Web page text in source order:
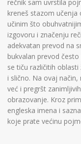
rečnik sam uvrstila
kreneš stazom učenja
učinim što
izgovoru i značenju
adekvatan prevod na
bukvalan prevod
se tiču različitih
i slično. Na ovaj
već i pregršt
obrazovanje. Kroz
engleska imena i
koje prate većinu